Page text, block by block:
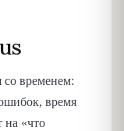
временем:
время
на «что